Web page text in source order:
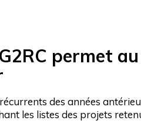
permet au
des années
les listes des projets